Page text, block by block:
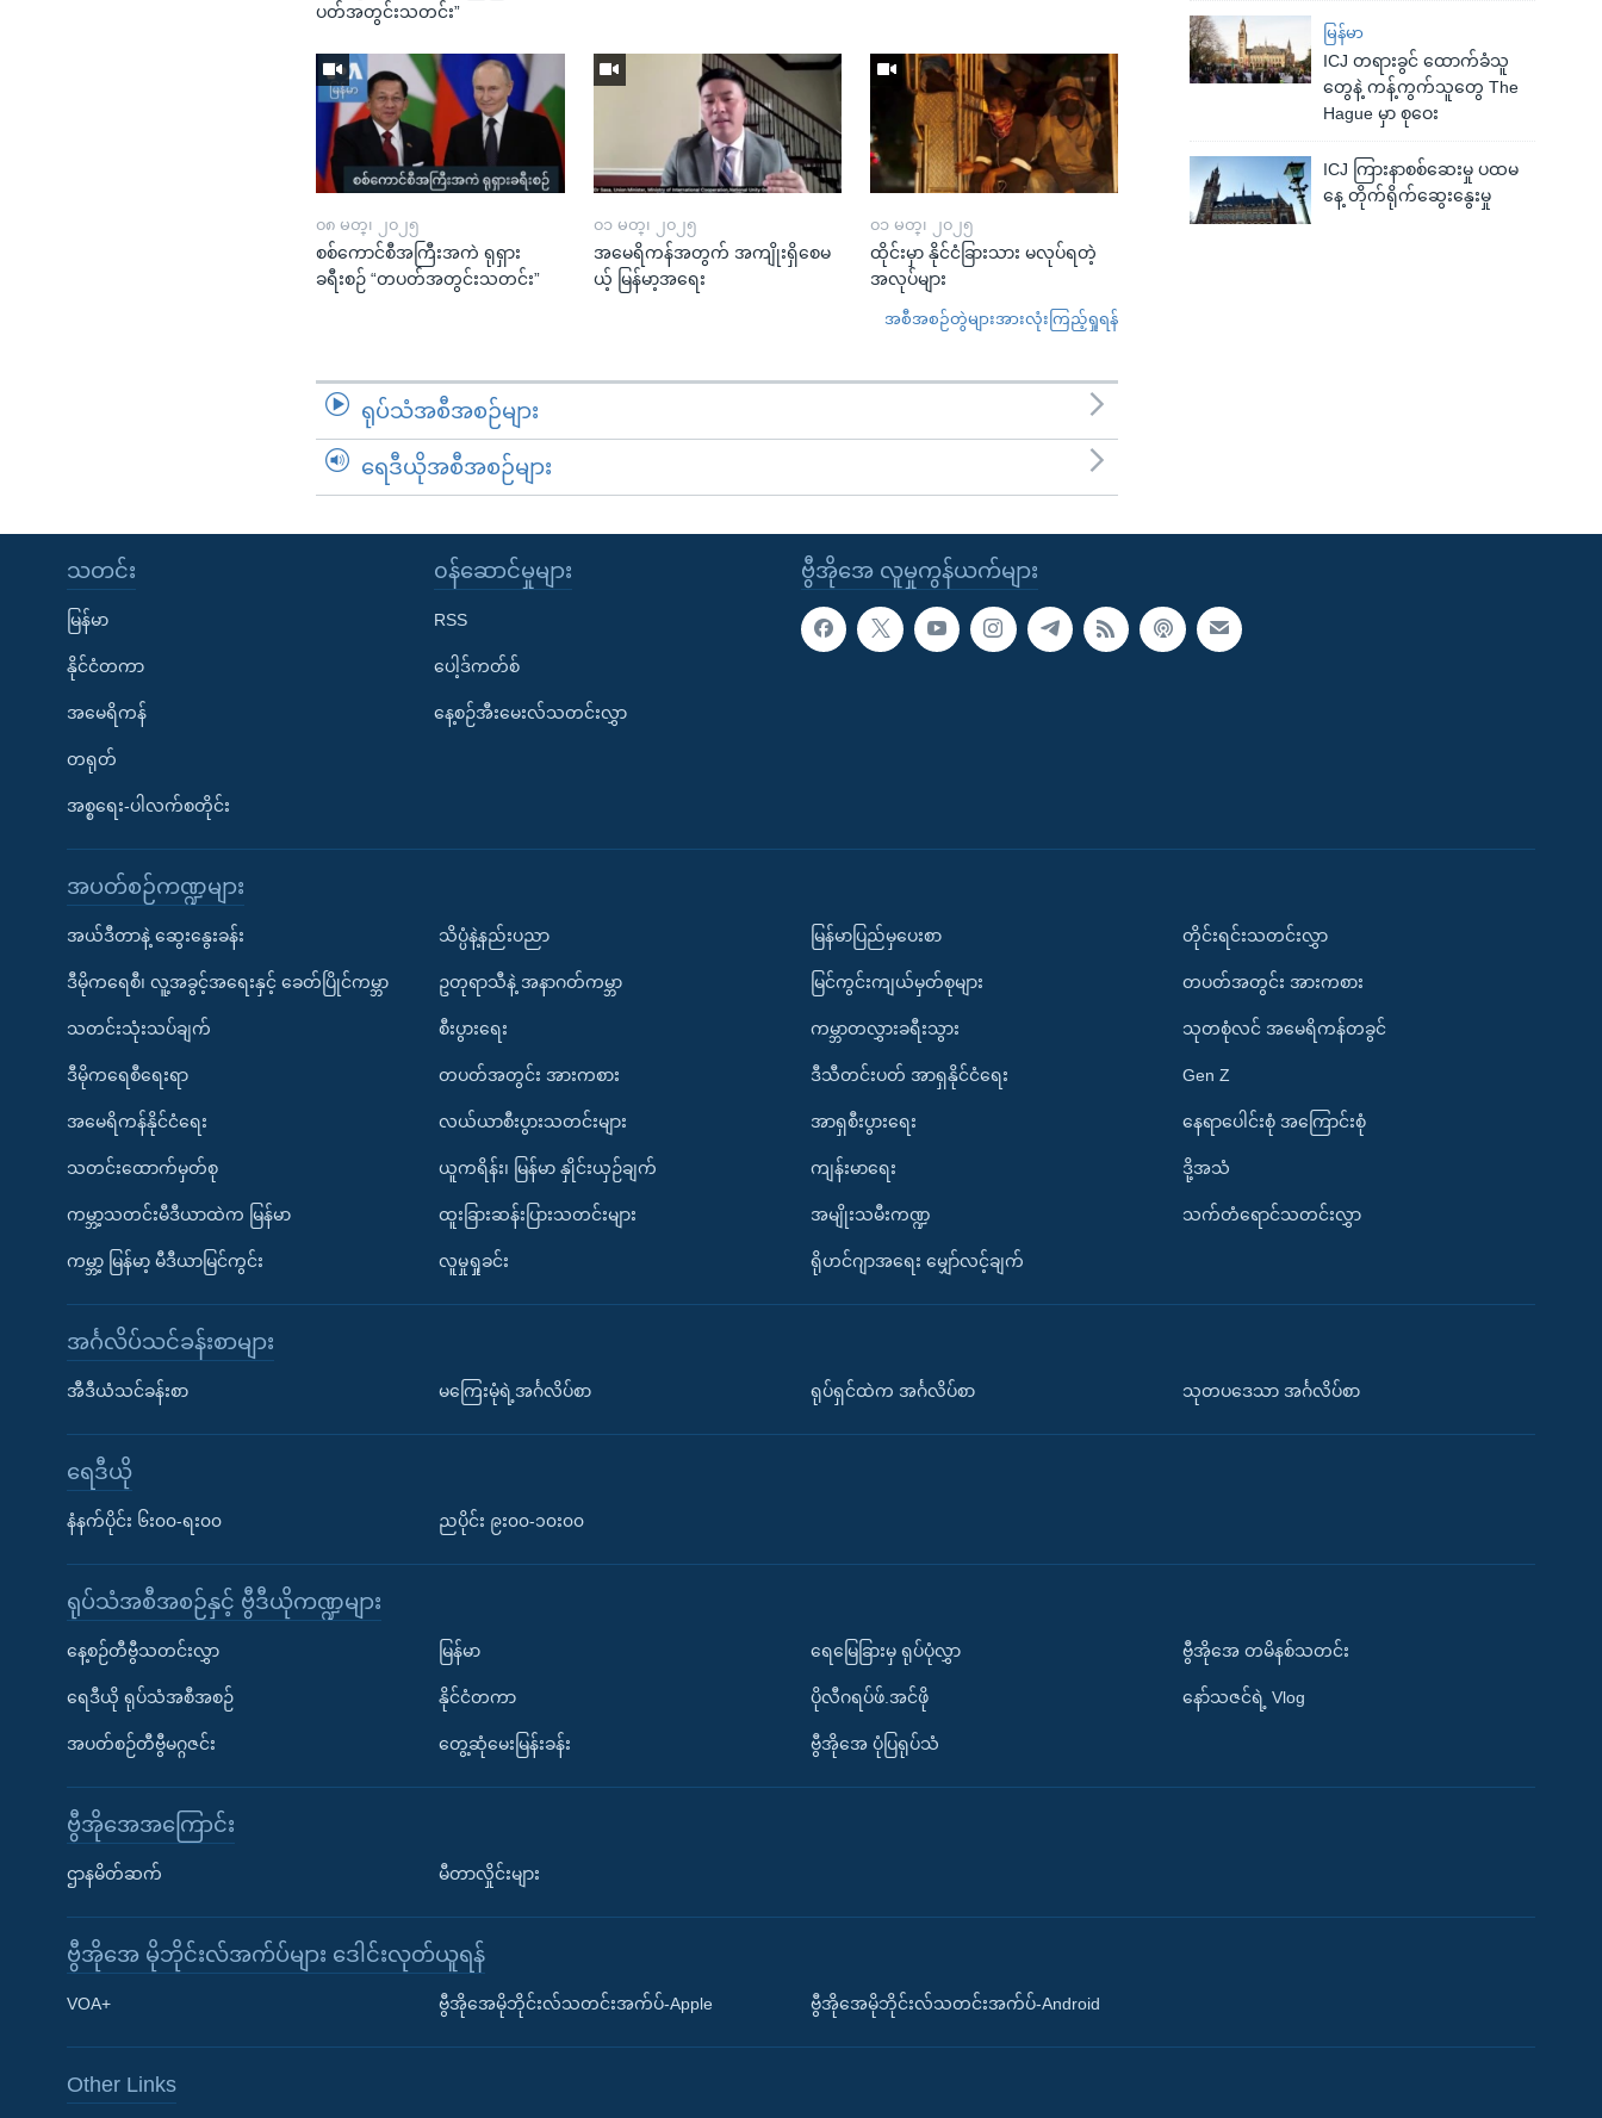
Learning English
မြန်မာ
ICJ တရားခွင် ထောက်ခံသူ
တွေနဲ့ ကန့်ကွက်သူတွေ The
Hague မှာ စုဝေး
ICJ ကြားနာစစ်ဆေးမှု ပထမ
နေ့ တိုက်ရိုက်ဆွေးနွေးမှု
ပတ်အတွင်းသတင်း”
၀၈ မတ္၊ ၂၀၂၅
စစ်ကောင်စီအကြီးအကဲ ရုရှား
ခရီးစဉ် “တပတ်အတွင်းသတင်း”
၀၁ မတ္၊ ၂၀၂၅
အမေရိကန်အတွက် အကျိုးရှိစေမ
ယ့် မြန်မာ့အရေး
၀၁ မတ္၊ ၂၀၂၅
ထိုင်းမှာ နိုင်ငံခြားသား မလုပ်ရတဲ့
အလုပ်များ
အစီအစဉ်တွဲများအားလုံးကြည့်ရှုရန်
ရုပ်သံအစီအစဉ်များ
ရေဒီယိုအစီအစဉ်များ
ဗွီအိုအေ လူမှုကွန်ယက်များ
သတင်း
မြန်မာ
နိုင်ငံတကာ
အမေရိကန်
တရုတ်
အစ္စရေး-ပါလက်စတိုင်း
၀န်ဆောင်မှုများ
RSS
ပေါ့ဒ်ကတ်စ်
နေ့စဉ်အီးမေးလ်သတင်းလွှာ
အပတ်စဉ်ကဏ္ဍများ
အယ်ဒီတာနဲ့ ဆွေးနွေးခန်း
ဒီမိုကရေစီ၊ လူ့အခွင့်အရေးနှင့် ခေတ်ပြိုင်ကမ္ဘာ
သတင်းသုံးသပ်ချက်
ဒီမိုကရေစီရေးရာ
အမေရိကန်နိုင်ငံရေး
သတင်းထောက်မှတ်စု
ကမ္ဘာ့သတင်းမီဒီယာထဲက မြန်မာ
ကမ္ဘာ့ မြန်မာ့ မီဒီယာမြင်ကွင်း
သိပ္ပံနဲ့နည်းပညာ
ဥတုရာသီနဲ့ အနာဂတ်ကမ္ဘာ
စီးပွားရေး
တပတ်အတွင်း အားကစား
လယ်ယာစီးပွားသတင်းများ
ယူကရိန်း၊ မြန်မာ နှိုင်းယှဉ်ချက်
ထူးခြားဆန်းပြားသတင်းများ
လူမှုရှုခင်း
မြန်မာပြည်မှပေးစာ
မြင်ကွင်းကျယ်မှတ်စုများ
ကမ္ဘာတလွှားခရီးသွား
ဒီသီတင်းပတ် အာရှနိုင်ငံရေး
အာရှစီးပွားရေး
ကျန်းမာရေး
အမျိုးသမီးကဏ္ဍ
ရိုဟင်ဂျာအရေး မျှော်လင့်ချက်
တိုင်းရင်းသတင်းလွှာ
တပတ်အတွင်း အားကစား
သုတစုံလင် အမေရိကန်တခွင်
Gen Z
နေရာပေါင်းစုံ အကြောင်းစုံ
ဒို့အသံ
သက်တံရောင်သတင်းလွှာ
အင်္ဂလိပ်သင်ခန်းစာများ
အီဒီယံသင်ခန်းစာ မကြေးမုံရဲ့အင်္ဂလိပ်စာ ရုပ်ရှင်ထဲက အင်္ဂလိပ်စာ သုတပဒေသာ အင်္ဂလိပ်စာ
ရေဒီယို
နံနက်ပိုင်း ၆း၀၀-ရး၀၀ ညပိုင်း ၉း၀၀-၁၀း၀၀
ရုပ်သံအစီအစဉ်နှင့် ဗွီဒီယိုကဏ္ဍများ
နေ့စဉ်တီဗွီသတင်းလွှာ
ရေဒီယို ရုပ်သံအစီအစဉ်
အပတ်စဉ်တီဗွီမဂ္ဂဇင်း
မြန်မာ
နိုင်ငံတကာ
တွေ့ဆုံမေးမြန်းခန်း
ရေမြေခြားမှ ရုပ်ပုံလွှာ
ပိုလီဂရပ်ဖ်.အင်ဖို
ဗွီအိုအေ ပုံပြရုပ်သံ
ဗွီအိုအေ တမိနစ်သတင်း
နော်သဇင်ရဲ့ Vlog
ဗွီအိုအေအကြောင်း
ဌာနမိတ်ဆက် မီတာလှိုင်းများ
ဗွီအိုအေ မိုဘိုင်းလ်အက်ပ်များ ဒေါင်းလုတ်ယူရန်
VOA+ ဗွီအိုအေမိုဘိုင်းလ်သတင်းအက်ပ်-Apple ဗွီအိုအေမိုဘိုင်းလ်သတင်းအက်ပ်-Android
Other Links